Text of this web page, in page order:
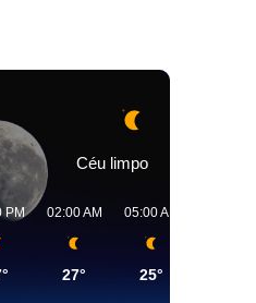
Céu limpo
PM 02:00 AM
27°
05:00 AM
25°